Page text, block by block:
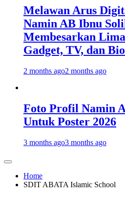
Melawan Arus
Namin AB Ibnu
Membesarkan
Gadget, TV, dan
2 months ago2 months ago
Foto Profil Namin
Untuk Poster 2026
3 months ago3 months ago
Home
SDIT ABATA Islamic School